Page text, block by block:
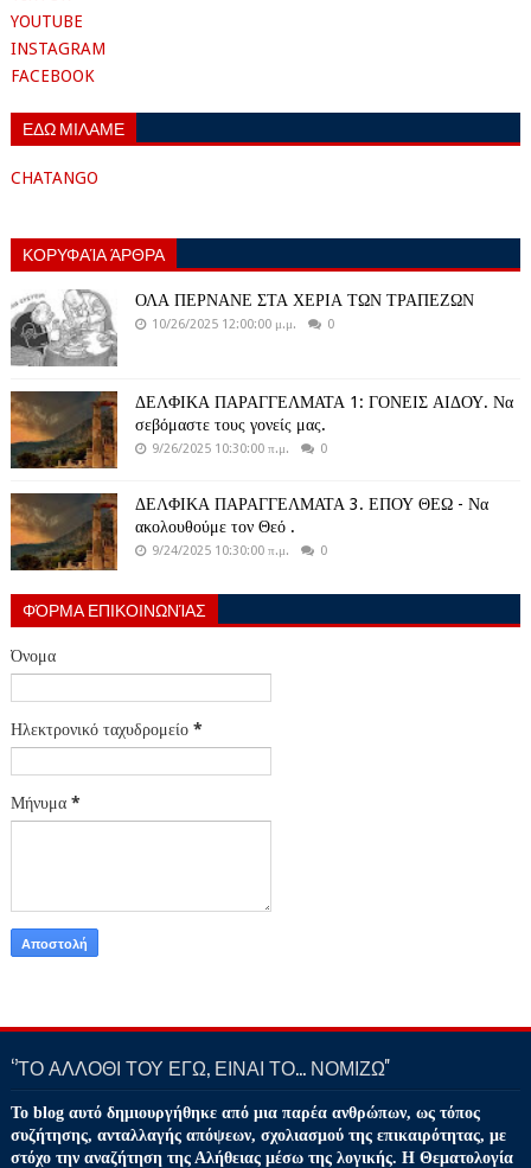
YOUTUBE
INSTAGRAM
FACEBOOK
ΕΔΩ ΜΙΛΑΜΕ
CHATANGO
ΚΟΡΥΦΑΊΑ ΆΡΘΡΑ
ΟΛΑ ΠΕΡΝΑΝΕ ΣΤΑ ΧΕΡΙΑ ΤΩΝ ΤΡΑΠΕΖΩΝ
10/26/2025 12:00:00 μ.μ. 0
ΔΕΛΦΙΚΑ ΠΑΡΑΓΓΕΛΜΑΤΑ 1: ΓΟΝΕΙΣ ΑΙΔΟΥ. Να
σεβόμαστε τους γονείς μας.
9/26/2025 10:30:00 π.μ. 0
ΔΕΛΦΙΚΑ ΠΑΡΑΓΓΕΛΜΑΤΑ 3. ΕΠΟΥ ΘΕΩ - Να
ακολουθούμε τον Θεό .
9/24/2025 10:30:00 π.μ. 0
ΦΌΡΜΑ ΕΠΙΚΟΙΝΩΝΊΑΣ
Όνομα
Ηλεκτρονικό ταχυδρομείο *
Μήνυμα *
‘’ΤΟ ΑΛΛΟΘΙ ΤΟΥ ΕΓΩ, ΕΙΝΑΙ ΤΟ… ΝΟΜΙΖΩ''
Το blog αυτό δημιουργήθηκε από μια παρέα ανθρώπων, ως τόπος
συζήτησης, ανταλλαγής απόψεων, σχολιασμού της επικαιρότητας, με
στόχο την αναζήτηση της Αλήθειας μέσω της λογικής. Η Θεματολογία